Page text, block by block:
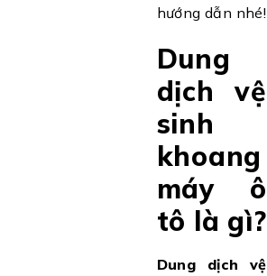
hướng dẫn nhé!
Dung
dịch vệ
sinh
khoang
máy ô
tô là gì?
Dung dịch vệ